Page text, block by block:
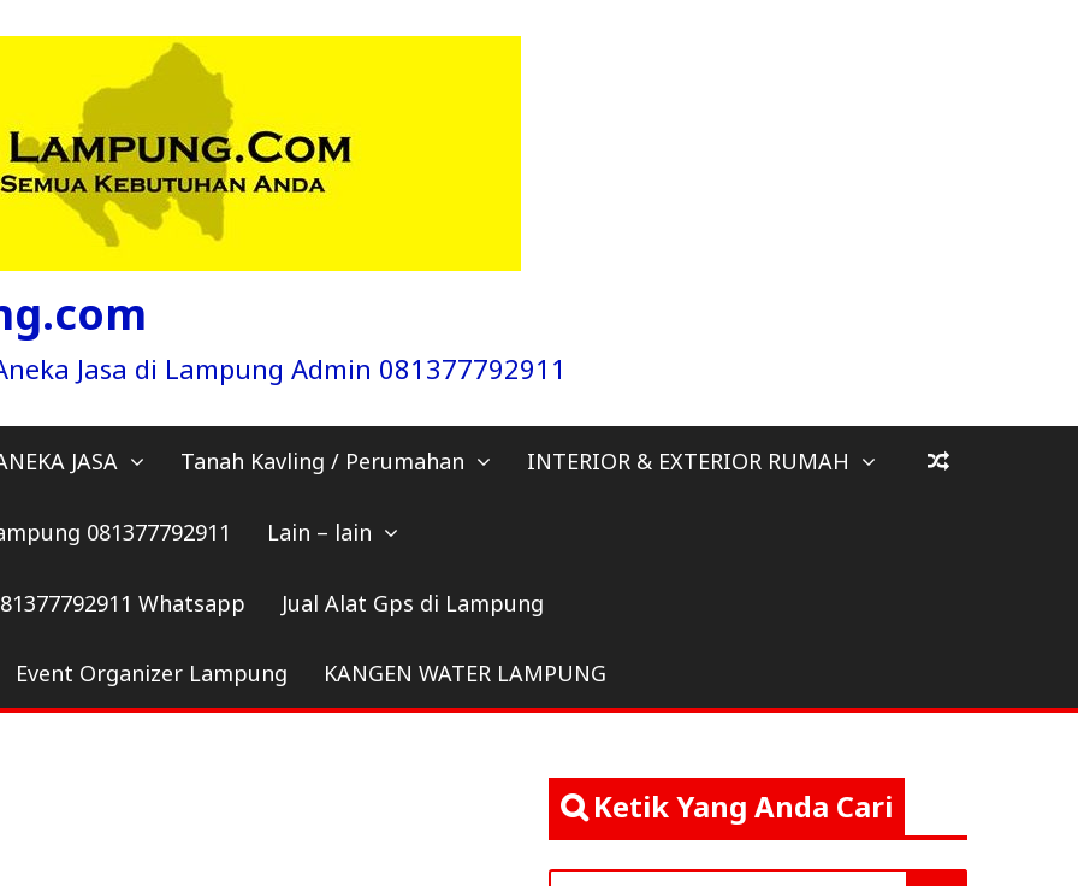
Jasa di Lampung Admin 081377792911
JASA Tanah Kavling / Perumahan INTERIOR & EXTERIOR RUMAH
081377792911 Lain – lain
Whatsapp Jual Alat Gps di Lampung
Event Organizer Lampung KANGEN WATER LAMPUNG
Ketik Yang Anda Cari